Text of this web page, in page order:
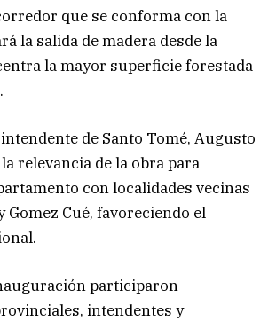
que se conforma con la
la salida de madera desde la
la mayor superficie forestada
de Santo Tomé, Augusto
relevancia de la obra para
con localidades vecinas
Gomez Cué, favoreciendo el
participaron
intendentes y